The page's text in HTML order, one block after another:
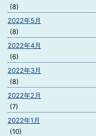
(8)
2022年5月
(8)
2022年4月
(6)
2022年3月
(8)
2022年2月
(7)
2022年1月
(10)